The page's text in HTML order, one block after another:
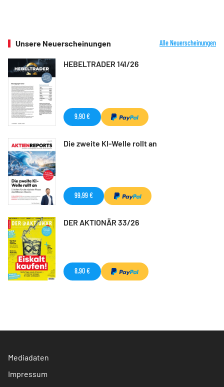
Unsere Neuerscheinungen Alle Neuerscheinungen
HEBELTRADER 141/26
9,90 €
Die zweite KI-Welle rollt an
99,99 €
DER AKTIONÄR 33/26
8,90 €
Mediadaten
Impressum